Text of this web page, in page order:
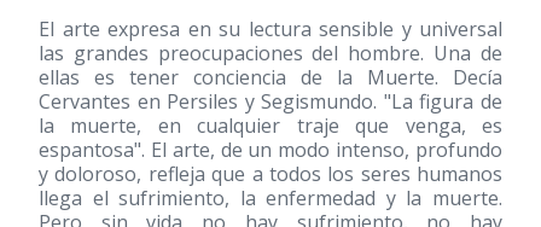
El arte expresa en su lectura sensible y universal
las grandes preocupaciones del hombre. Una de
ellas es tener conciencia de la Muerte. Decía
Cervantes en Persiles y Segismundo. "La figura de
la muerte, en cualquier traje que venga, es
espantosa". El arte, de un modo intenso, profundo
y doloroso, refleja que a todos los seres humanos
llega el sufrimiento, la enfermedad y la muerte.